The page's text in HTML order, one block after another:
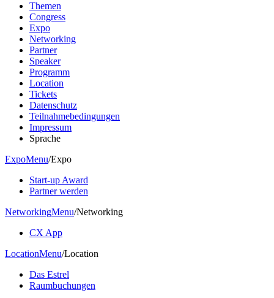
Themen
Congress
Expo
Networking
Partner
Speaker
Programm
Location
Tickets
Datenschutz
Teilnahmebedingungen
Impressum
Sprache
ExpoMenu/Expo
Start-up Award
Partner werden
NetworkingMenu/Networking
CX App
LocationMenu/Location
Das Estrel
Raumbuchungen